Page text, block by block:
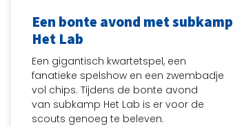
Een bonte avond met subkamp
Het Lab
Een gigantisch kwartetspel, een
fanatieke spelshow en een zwembadje
vol chips. Tijdens de bonte avond
van subkamp Het Lab is er voor de
scouts genoeg te beleven.